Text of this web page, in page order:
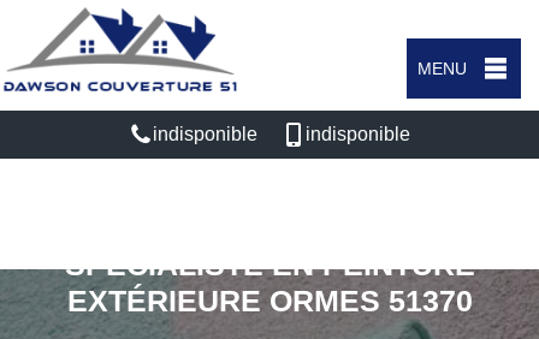
MENU
indisponible indisponible
SPÉCIALISTE EN PEINTURE
EXTÉRIEURE ORMES 51370